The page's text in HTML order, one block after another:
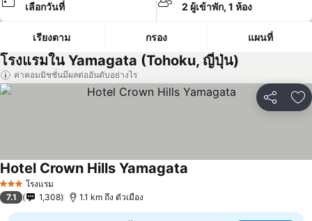
เลือกวันที่ 2 ผู้เข้าพัก, 1 ห้อง
เรียงตาม กรอง แผนที่
โรงแรมใน Yamagata (Tohoku, ญี่ปุ่น)
ค่าคอมมิชชั่นมีผลต่ออันดับอย่างไร
แชร์ เ
3 ดาว โรงแรม
Hotel Crown Hills Yamagata
7.1 1,308 1.1 km ถึง ตัวเมือง